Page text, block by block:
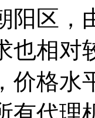
阳区，
也相对
价格水
有代理